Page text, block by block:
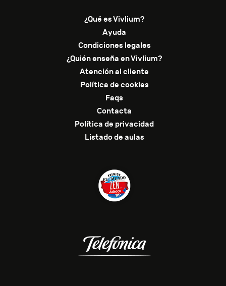
¿Qué es Vivlium?
Ayuda
Condiciones legales
¿Quién enseña en Vivlium?
Atención al cliente
Política de cookies
Faqs
Contacta
Política de privacidad
Listado de aulas